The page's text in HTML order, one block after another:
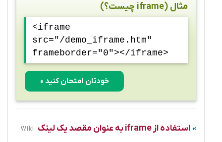
مثال (iframe چیست؟)
<iframe
src="/demo_iframe.htm"
frameborder="0"></iframe>
خودتان امتحان کنید »
استفاده از iframe به عنوان مقصد یک لینک Wiki